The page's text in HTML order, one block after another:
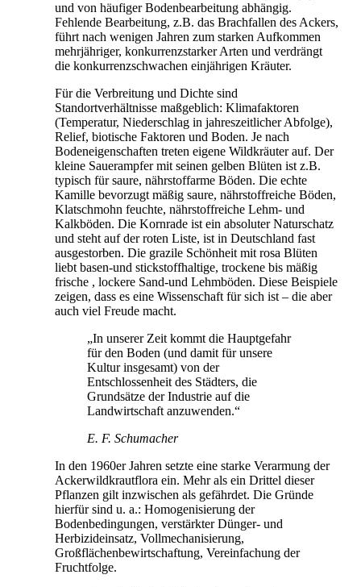
und von häufiger Bodenbearbeitung abhängig.
Fehlende Bearbeitung, z.B. das Brachfallen des Ackers,
führt nach wenigen Jahren zum starken Aufkommen
mehrjähriger, konkurrenzstarker Arten und verdrängt
die konkurrenzschwachen einjährigen Kräuter.
Für die Verbreitung und Dichte sind
Standortverhältnisse maßgeblich: Klimafaktoren
(Temperatur, Niederschlag in jahreszeitlicher Abfolge),
Relief, biotische Faktoren und Boden. Je nach
Bodeneigenschaften treten eigene Wildkräuter auf. Der
kleine Sauerampfer mit seinen gelben Blüten ist z.B.
typisch für saure, nährstoffarme Böden. Die echte
Kamille bevorzugt mäßig saure, nährstoffreiche Böden,
Klatschmohn feuchte, nährstoffreiche Lehm- und
Kalkböden. Die Kornrade ist ein absoluter Naturschatz
und steht auf der roten Liste, ist in Deutschland fast
ausgestorben. Die grazile Schönheit mit rosa Blüten
liebt basen-und stickstoffhaltige, trockene bis mäßig
frische , lockere Sand-und Lehmböden. Diese Beispiele
zeigen, dass es eine Wissenschaft für sich ist – die aber
auch viel Freude macht.
„In unserer Zeit kommt die Hauptgefahr
für den Boden (und damit für unsere
Kultur insgesamt) von der
Entschlossenheit des Städters, die
Grundsätze der Industrie auf die
Landwirtschaft anzuwenden.“
E. F. Schumacher
In den 1960er Jahren setzte eine starke Verarmung der
Ackerwildkrautflora ein. Mehr als ein Drittel dieser
Pflanzen gilt inzwischen als gefährdet. Die Gründe
hierfür sind u. a.: Homogenisierung der
Bodenbedingungen, verstärkter Dünger- und
Herbizideinsatz, Vollmechanisierung,
Großflächenbewirtschaftung, Vereinfachung der
Fruchtfolge.